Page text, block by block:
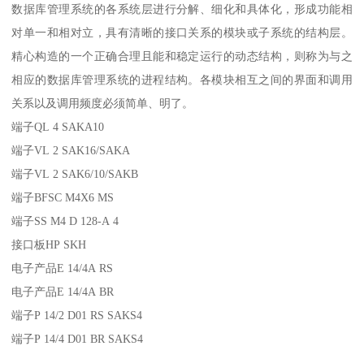
数据库管理系统的各系统层进行分解、细化和具体化，形成功能相
对单一和相对立，具有清晰的接口关系的模块或子系统的结构层。
精心构造的一个正确合理且能和稳定运行的动态结构，则称为与之
相应的数据库管理系统的进程结构。各模块相互之间的界面和调用
关系以及调用频度必须简单、明了。
端子QL 4 SAKA10
端子VL 2 SAK16/SAKA
端子VL 2 SAK6/10/SAKB
端子BFSC M4X6 MS
端子SS M4 D 128-A 4
接口板HP SKH
电子产品E 14/4A RS
电子产品E 14/4A BR
端子P 14/2 D01 RS SAKS4
端子P 14/4 D01 BR SAKS4